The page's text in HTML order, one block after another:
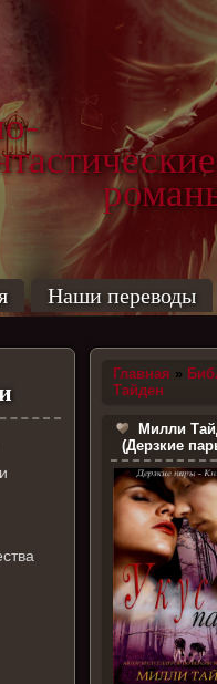
Наши переводы
Главная »
Тайден
Милли
(Дерзкие